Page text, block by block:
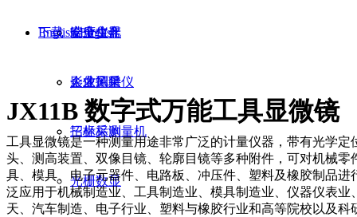
端度仪器
影像测量仪
三坐标测量机
光栅数显
企业文化
企业风采
安全生产
人才招聘
招标采购
下载
English English
JX11B 数字式万能工具显微镜
工具显微镜是一种测量用途非常广泛的计量仪器，带有光学定
头、测高装置、双像目镜、轮廓目镜等多种附件，可对机械零
具、模具、电子元器件、电路板、冲压件、塑料及橡胶制品进
泛应用于机械制造业、工具制造业、模具制造业、仪器仪表业
天、汽车制造、电子行业、塑料与橡胶行业和高等院校以及科